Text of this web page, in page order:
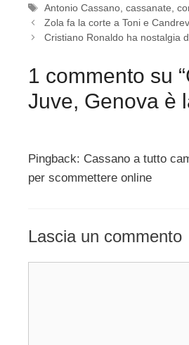
Tag
Antonio Cassano,cassanate,
Zola fa la corte a Toni e
Cristiano Ronaldo ha nostalgia
1 commento su
Juve, Genova è
Pingback: Cassano a tutto
per scommettere online
Lascia un commento